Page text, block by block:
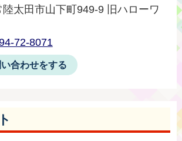
太田市山下町949-9 旧ハローワ
72-8071
合わせをする